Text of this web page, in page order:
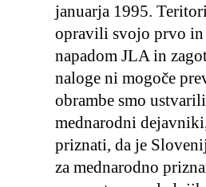
januarja 1995.
opravili svojo prvo in
napadom JLA in
naloge ni mogoče
obrambe smo
mednarodni
priznati, da je
za mednarodno